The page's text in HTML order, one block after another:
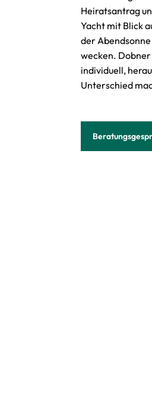
Heiratsantrag
Yachtmit Blick
der
wecken.
individuell,
Unterschied